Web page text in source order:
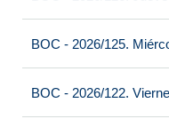
BOC - 2026/125.
BOC - 2026/122.